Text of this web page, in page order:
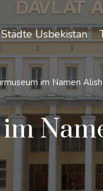
Städte Usbekistans
im Namen